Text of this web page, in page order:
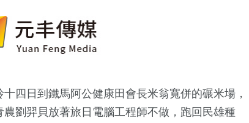
四日到鐵馬阿公健康田會長米翁寬併的碾米場，
劉羿貝放著旅日電腦工程師不做，跑回民雄種